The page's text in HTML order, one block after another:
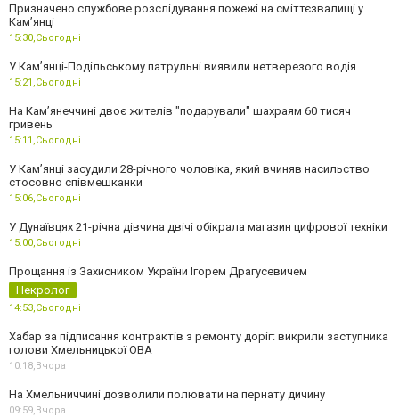
Призначено службове розслідування пожежі на сміттєзвалищі у
Кам’янці
15:30,Сьогодні
У Кам’янці-Подільському патрульні виявили нетверезого водія
15:21,Сьогодні
На Камʼянеччині двоє жителів "подарували" шахраям 60 тисяч
гривень
15:11,Сьогодні
У Камʼянці засудили 28-річного чоловіка, який вчиняв насильство
стосовно співмешканки
15:06,Сьогодні
У Дунаївцях 21-річна дівчина двічі обікрала магазин цифрової техніки
15:00,Сьогодні
Прощання із Захисником України Ігорем Драгусевичем
Некролог
14:53,Сьогодні
Хабар за підписання контрактів з ремонту доріг: викрили заступника
голови Хмельницької ОВА
10:18,Вчора
На Хмельниччині дозволили полювати на пернату дичину
09:59,Вчора